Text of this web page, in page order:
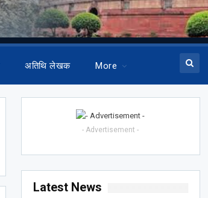
अतिथि लेखक More
- Advertisement -
Latest News